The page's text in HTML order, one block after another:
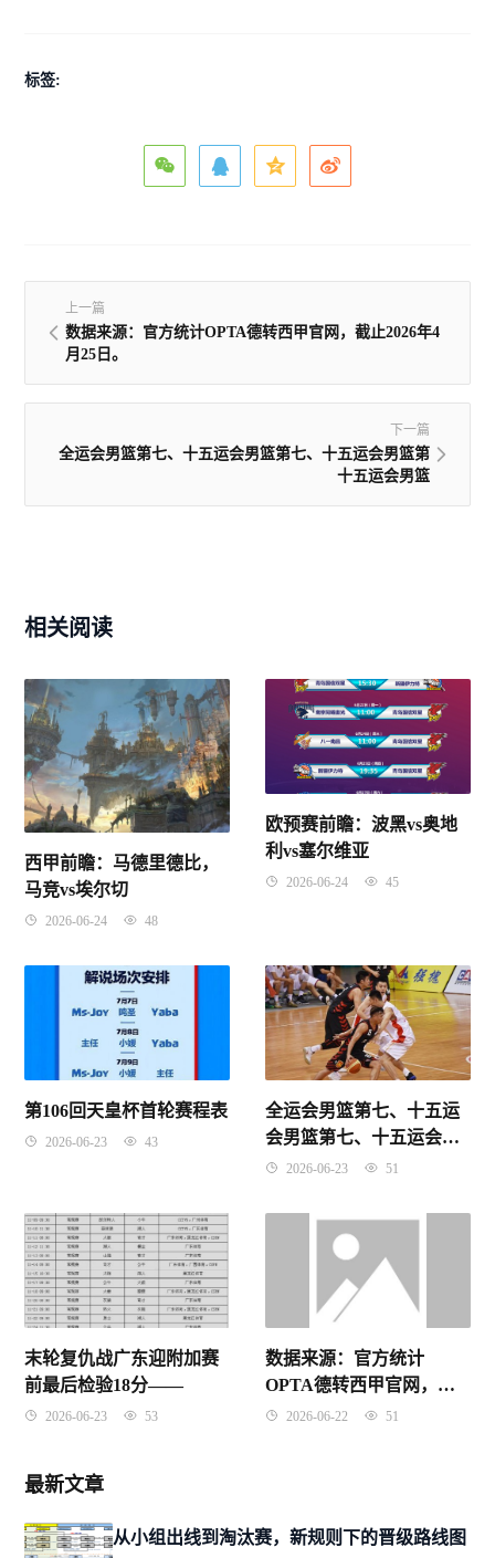
标签:
上一篇
数据来源：官方统计OPTA德转西甲官网，截止2026年4
月25日。
下一篇
全运会男篮第七、十五运会男篮第七、十五运会男篮第
十五运会男篮
相关阅读
西甲前瞻：马德里德比，
马竞vs埃尔切
2026-06-24 48
欧预赛前瞻：波黑vs奥地
利vs塞尔维亚
2026-06-24 45
第106回天皇杯首轮赛程表
2026-06-23 43
全运会男篮第七、十五运
会男篮第七、十五运会男
篮第十五运会男篮
2026-06-23 51
末轮复仇战广东迎附加赛
前最后检验18分——
2026-06-23 53
数据来源：官方统计
OPTA德转西甲官网，截
止2026年4月25日。
2026-06-22 51
最新文章
从小组出线到淘汰赛，新规则下的晋级路线图